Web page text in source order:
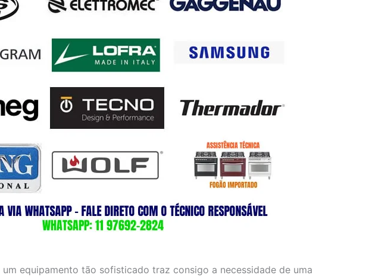
equipamento tão sofisticado traz consigo a necessidade de uma